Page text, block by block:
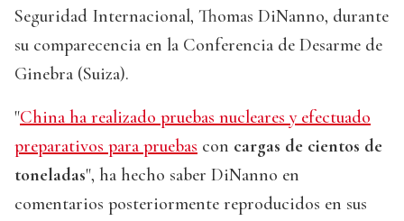
Seguridad Internacional, Thomas DiNanno, durante
su comparecencia en la Conferencia de Desarme de
Ginebra (Suiza).
"China ha realizado pruebas nucleares y efectuado
preparativos para pruebas con cargas de cientos de
toneladas", ha hecho saber DiNanno en
comentarios posteriormente reproducidos en sus